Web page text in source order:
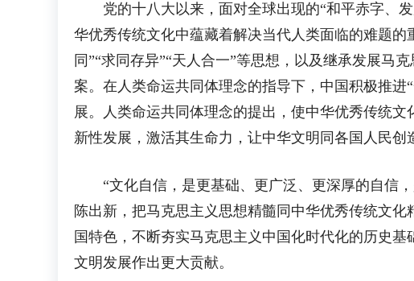
党的十八大以来，面对全球出现的“和平赤字、发
华优秀传统文化中蕴藏着解决当代人类面临的难题
同”“求同存异”“天人合一”等思想，以及继承发展马
案。在人类命运共同体理念的指导下，中国积极推
展。人类命运共同体理念的提出，使中华优秀传统
新性发展，激活其生命力，让中华文明同各国人民
“文化自信，是更基础、更广泛、更深厚的自信，
陈出新，把马克思主义思想精髓同中华优秀传统文
国特色，不断夯实马克思主义中国化时代化的历史
文明发展作出更大贡献。